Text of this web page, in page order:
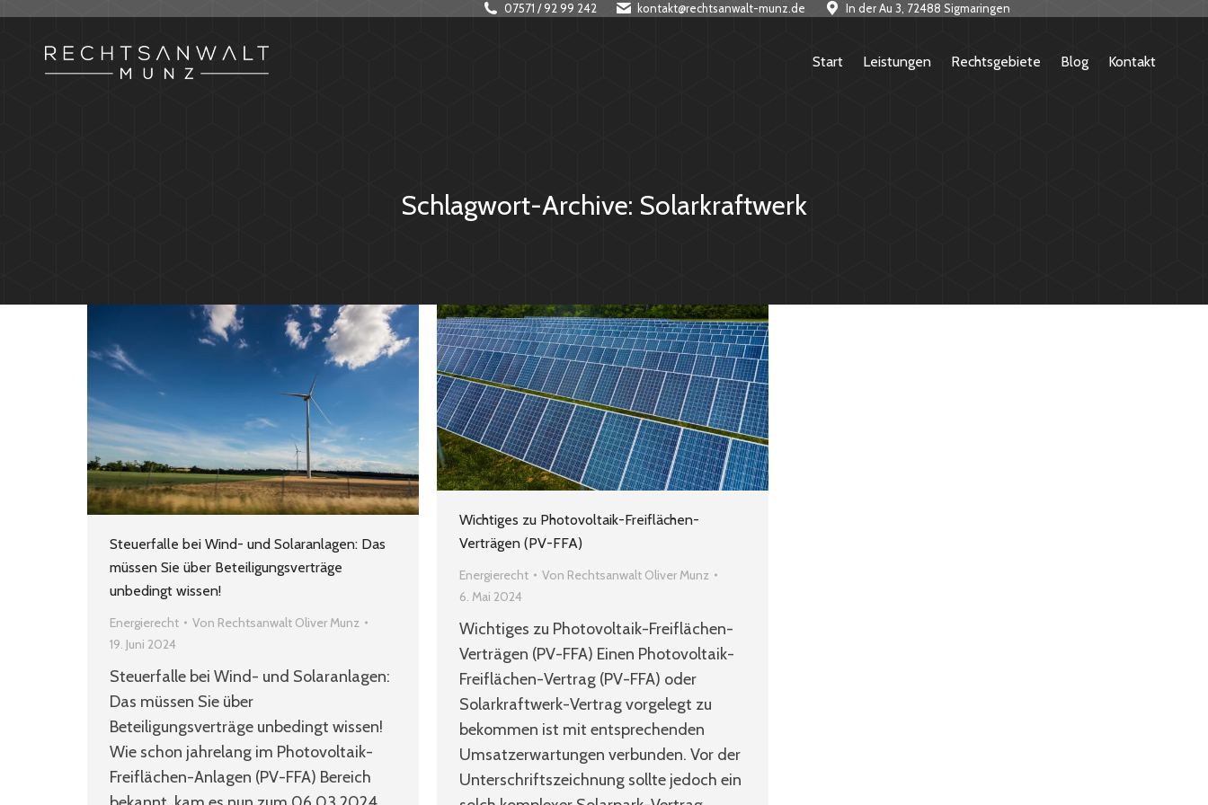
07571 / 92 99 242 kontakt@rechtsanwalt-munz.de In der Au 3, 72488 Sigmaringen
Start Leistungen Rechtsgebiete Blog Kontakt
Schlagwort-Archive: Solarkraftwerk
Steuerfalle bei Wind- und Solaranlagen: Das
müssen Sie über Beteiligungsverträge
unbedingt wissen!
Energierecht Von Rechtsanwalt Oliver Munz
19. Juni 2024
Steuerfalle bei Wind- und Solaranlagen:
Das müssen Sie über
Beteiligungsverträge unbedingt wissen!
Wie schon jahrelang im Photovoltaik-
Freiflächen-Anlagen (PV-FFA) Bereich
Wichtiges zu Photovoltaik-Freiflächen-
Verträgen (PV-FFA)
Energierecht Von Rechtsanwalt Oliver Munz
6. Mai 2024
Wichtiges zu Photovoltaik-Freiflächen-
Verträgen (PV-FFA) Einen Photovoltaik-
Freiflächen-Vertrag (PV-FFA) oder
Solarkraftwerk-Vertrag vorgelegt zu
bekommen ist mit entsprechenden
Umsatzerwartungen verbunden. Vor der
Unterschriftszeichnung sollte jedoch ein